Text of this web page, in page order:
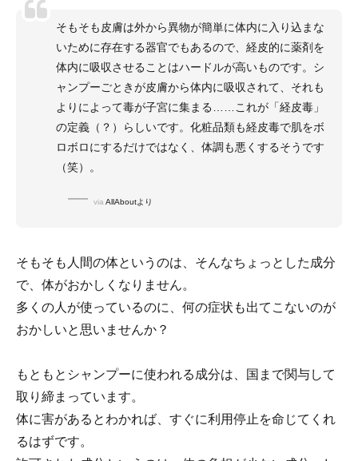
そもそも皮膚は外から異物が簡単に体内に入り込まな
いために存在する器官でもあるので、経皮的に薬剤を
体内に吸収させることはハードルが高いものです。シ
ャンプーごときが皮膚から体内に吸収されて、それも
よりによって毒が子宮に集まる……これが「経皮毒」
の定義（？）らしいです。化粧品類も経皮毒で肌をボ
ロボロにするだけではなく、体調も悪くするそうです
（笑）。
via AllAboutより
そもそも人間の体というのは、そんなちょっとした成分
で、体がおかしくなりません。
多くの人が使っているのに、何の症状も出てこないのが
おかしいと思いませんか？
もともとシャンプーに使われる成分は、国まで関与して
取り締まっています。
体に害があるとわかれば、すぐに利用停止を命じてくれ
るはずです。